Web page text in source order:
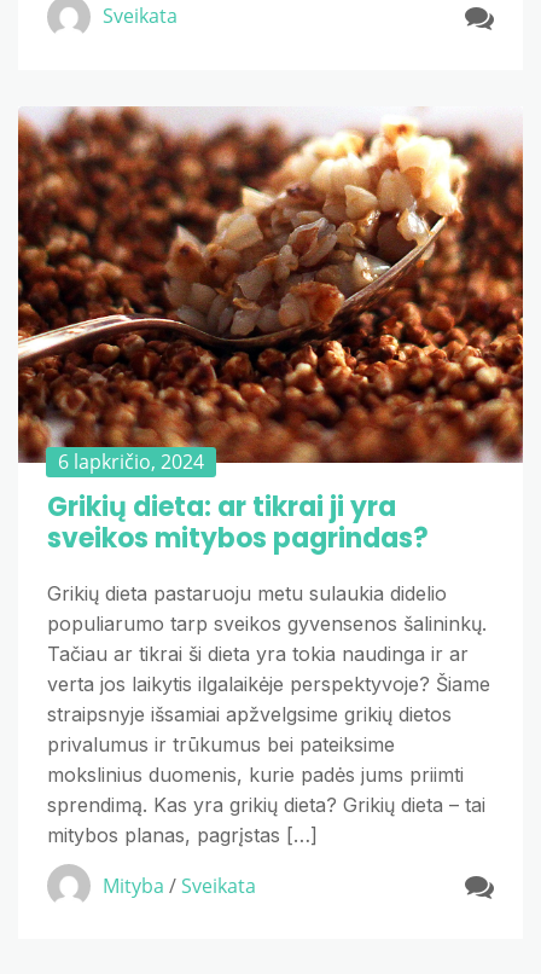
Sveikata
6 lapkričio, 2024
Grikių dieta: ar tikrai ji yra
sveikos mitybos pagrindas?
Grikių dieta pastaruoju metu sulaukia didelio
populiarumo tarp sveikos gyvensenos šalininkų.
Tačiau ar tikrai ši dieta yra tokia naudinga ir ar
verta jos laikytis ilgalaikėje perspektyvoje? Šiame
straipsnyje išsamiai apžvelgsime grikių dietos
privalumus ir trūkumus bei pateiksime
mokslinius duomenis, kurie padės jums priimti
sprendimą. Kas yra grikių dieta? Grikių dieta – tai
mitybos planas, pagrįstas […]
Mityba /Sveikata